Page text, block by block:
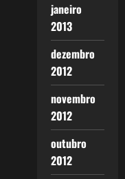
janeiro
2013
dezembro
2012
novembro
2012
outubro
2012